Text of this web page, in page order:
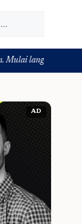
suksesmu hari ini!
AD